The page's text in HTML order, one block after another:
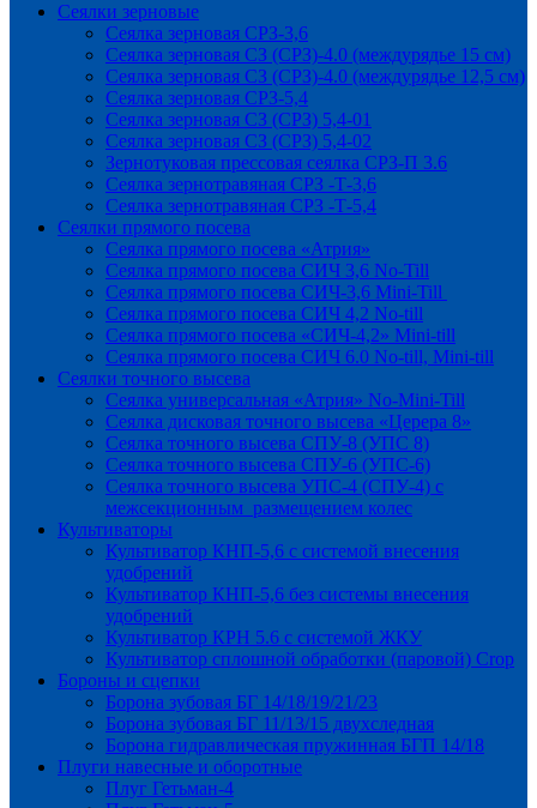
Сеялки зерновые
Сеялка зерновая СРЗ-3,6
Сеялка зерновая СЗ (СРЗ)-4.0 (междурядье 15 см)
Сеялка зерновая СЗ (СРЗ)-4.0 (междурядье 12,5 см)
Сеялка зерновая СРЗ-5,4
Сеялка зерновая СЗ (СРЗ) 5,4-01
Сеялка зерновая СЗ (СРЗ) 5,4-02
Зернотуковая прессовая сеялка СРЗ-П 3.6
Сеялка зернотравяная СРЗ -Т-3,6
Сеялка зернотравяная СРЗ -Т-5,4
Сеялки прямого посева
Сеялка прямого посева «Атрия»
Сеялка прямого посева СИЧ 3,6 No-Till
Сеялка прямого посева СИЧ-3,6 Mini-Till
Сеялка прямого посева СИЧ 4,2 No-till
Сеялка прямого посева «СИЧ-4,2» Mini-till
Сеялка прямого посева СИЧ 6.0 No-till, Mini-till
Сеялки точного высева
Сеялка универсальная «Атрия» No-Mini-Till
Сеялка дисковая точного высева «Церера 8»
Сеялка точного высева СПУ-8 (УПС 8)
Сеялка точного высева СПУ-6 (УПС-6)
Сеялка точного высева УПС-4 (СПУ-4) с
межсекционным размещением колес
Культиваторы
Культиватор КНП-5,6 с системой внесения
удобрений
Культиватор КНП-5,6 без системы внесения
удобрений
Культиватор КРН 5.6 с системой ЖКУ
Культиватор сплошной обработки (паровой) Crop
Бороны и сцепки
Борона зубовая БГ 14/18/19/21/23
Борона зубовая БГ 11/13/15 двухследная
Борона гидравлическая пружинная БГП 14/18
Плуги навесные и оборотные
Плуг Гетьман-4